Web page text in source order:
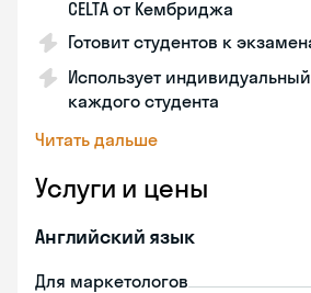
CELTA от Кембриджа
Готовит студентов к
Использует
каждого студента
Читать дальше
Услуги и цены
Английский язык
Для маркетологов